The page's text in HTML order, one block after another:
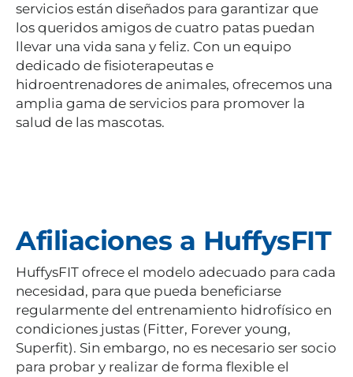
servicios están diseñados para garantizar que
los queridos amigos de cuatro patas puedan
llevar una vida sana y feliz. Con un equipo
dedicado de fisioterapeutas e
hidroentrenadores de animales, ofrecemos una
amplia gama de servicios para promover la
salud de las mascotas.
Afiliaciones a HuffysFIT
HuffysFIT ofrece el modelo adecuado para cada
necesidad, para que pueda beneficiarse
regularmente del entrenamiento hidrofísico en
condiciones justas (Fitter, Forever young,
Superfit). Sin embargo, no es necesario ser socio
para probar y realizar de forma flexible el